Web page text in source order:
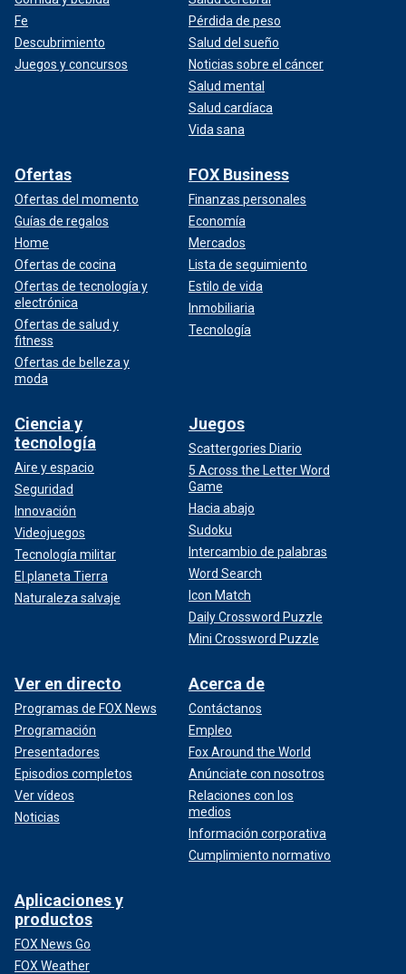
Fe
Descubrimiento
Juegos y concursos
Pérdida de peso
Salud del sueño
Noticias sobre el cáncer
Salud mental
Salud cardíaca
Vida sana
Ofertas
Ofertas del momento
Guías de regalos
Home
Ofertas de cocina
Ofertas de tecnología y
electrónica
Ofertas de salud y
fitness
Ofertas de belleza y
moda
FOX Business
Finanzas personales
Economía
Mercados
Lista de seguimiento
Estilo de vida
Inmobiliaria
Tecnología
Ciencia y
tecnología
Aire y espacio
Seguridad
Innovación
Videojuegos
Tecnología militar
El planeta Tierra
Naturaleza salvaje
Juegos
Scattergories Diario
5 Across the Letter Word
Game
Hacia abajo
Sudoku
Intercambio de palabras
Word Search
Icon Match
Daily Crossword Puzzle
Mini Crossword Puzzle
Ver en directo
Programas de FOX News
Programación
Presentadores
Episodios completos
Ver vídeos
Noticias
Acerca de
Contáctanos
Empleo
Fox Around the World
Anúnciate con nosotros
Relaciones con los
medios
Información corporativa
Cumplimiento normativo
Aplicaciones y
productos
FOX News Go
FOX Weather